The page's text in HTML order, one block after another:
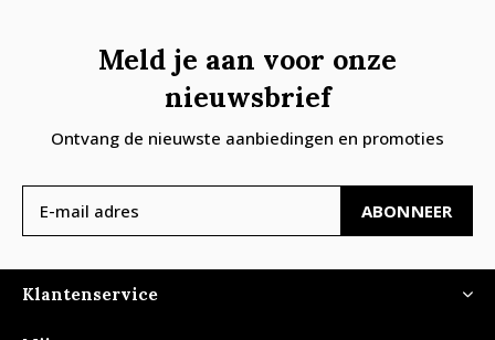
Meld je aan voor onze
nieuwsbrief
Ontvang de nieuwste aanbiedingen en promoties
ABONNEER
Klantenservice